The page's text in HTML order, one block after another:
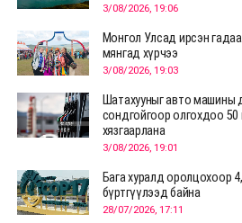
3/08/2026, 19:06
Монгол Улсад ирсэн
мянгад хүрчээ
3/08/2026, 19:03
Шатахууныг авто машины
сондгойгоор олгохдоо 50
хязгаарлана
3/08/2026, 19:01
Бага хуралд оролцохоор
бүртгүүлээд байна
28/07/2026, 17:11